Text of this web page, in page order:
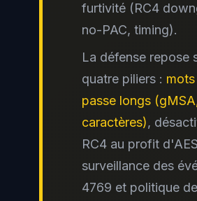
furtivité (RC4
no-PAC, timing).
La défense repose
quatre piliers :
passe longs
caractères),
RC4 au profit
surveillance des
4769 et politique